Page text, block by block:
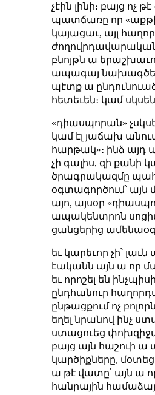
չէին լինի։ բայց ոչ
պատճառը որ
կայացաւ, այլ
բնոյթն ա
ապագայ
պէտք ա
հետեւեն։ կամ սկսեն
«դիասպորան»
կամ էլ յաճախ
հարթակ»։ ինձ այդ
չի գալիս, զի քանի
ծրագրակազմը
օգտագործում՝ այն
այո, այսօր
ապակենտրոն
ցանցերից
եւ կարեւոր չի՝
էականն այն ա որ
եւ որոշել են
ընդհանուր
ընթացքում ոչ
եղել նրանով ինչ
ստացուեց
բայց այն հաշուի ա
կարծիքները,
ա թէ վատը՝ այն ա
հանրային